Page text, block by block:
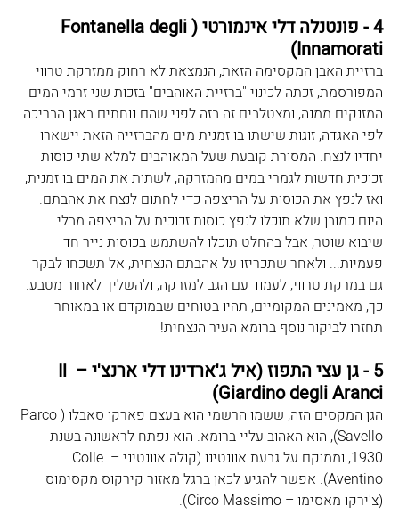
4 - פונטנלה דלי אינמורטי (Fontanella degli
Innamorati)
ברזיית האבן המקסימה הזאת, הנמצאת לא רחוק ממזרקת טרווי
המפורסמת, זכתה לכינוי "ברזיית האוהבים" בזכות שני זרמי המים
המזנקים ממנה, ומצטלבים זה בזה לפני שהם נוחתים באגן הבריכה.
לפי האגדה, זוגות שישתו בו זמנית מים מהברזייה הזאת יישארו
יחדיו לנצח. המסורת קובעת שעל המאוהבים למלא שתי כוסות
זכוכית חדשות לגמרי במים מהמזרקה, לשתות את המים בו זמנית,
ואז לנפץ את הכוסות על הריצפה כדי לחתום לנצח את אהבתם.
היום כמובן שלא תוכלו לנפץ כוסות זכוכית על הריצפה מבלי
שיבוא שוטר, אבל בהחלט תוכלו להשתמש בכוסות נייר חד
פעמיות... ולאחר שתכריזו על אהבתם הנצחית, אל תשכחו לבקר
גם במרקת טרווי, לעמוד עם הגב למזרקה, ולהשליך לאחור מטבע.
כך, מאמינים המקומיים, תהיו בטוחים שבמוקדם או במאוחר
תחזרו לביקור נוסף ברומא העיר הנצחית!
5 - גן עצי התפוז (איל ג'ארדינו דלי ארנצ'י – Il
Giardino degli Aranci)
הגן המקסים הזה, ששמו הרשמי הוא בעצם פארקו סאבלו (Parco
Savello), הוא האהוב עליי ברומא. הוא נפתח לראשונה בשנת
1930, וממוקם על גבעת אוונטינו (קולה אוונטיני – Colle
Aventino). אפשר להגיע לכאן ברגל מאזור קירקוס מקסימוס
(צ'ירקו מאסימו – Circo Massimo).